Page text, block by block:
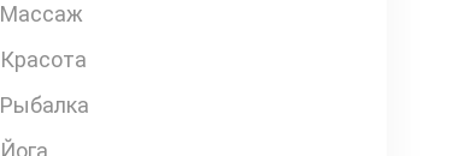
Массаж
Красота
Рыбалка
Йога